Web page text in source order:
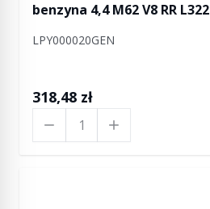
benzyna 4,4 M62 V8 RR L322
LPY000020GEN
318,48 zł